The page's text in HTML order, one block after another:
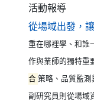
活動報導
從場域出發，
重在哪裡學、和誰
作與業師的獨特重
合 策略、品質監測
副研究員則從場域